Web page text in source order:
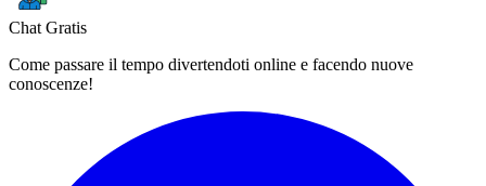
Chat Gratis
Come passare il tempo divertendoti online e facendo nuove
conoscenze!